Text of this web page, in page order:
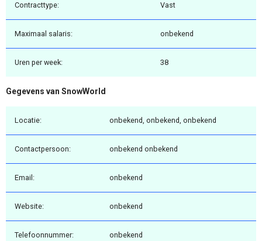
Contracttype: Vast
Maximaal salaris: onbekend
Uren per week: 38
Gegevens van SnowWorld
Locatie: onbekend, onbekend, onbekend
Contactpersoon: onbekend onbekend
Email: onbekend
Website: onbekend
Telefoonnummer: onbekend